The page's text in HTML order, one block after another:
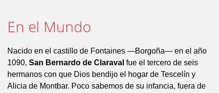
En el Mundo
Nacido en el castillo de Fontaines —Borgoña— en el año
1090, San Bernardo de Claraval fue el tercero de seis
hermanos con que Dios bendijo el hogar de Tescelín y
Alicia de Montbar. Poco sabemos de su infancia, fuera de